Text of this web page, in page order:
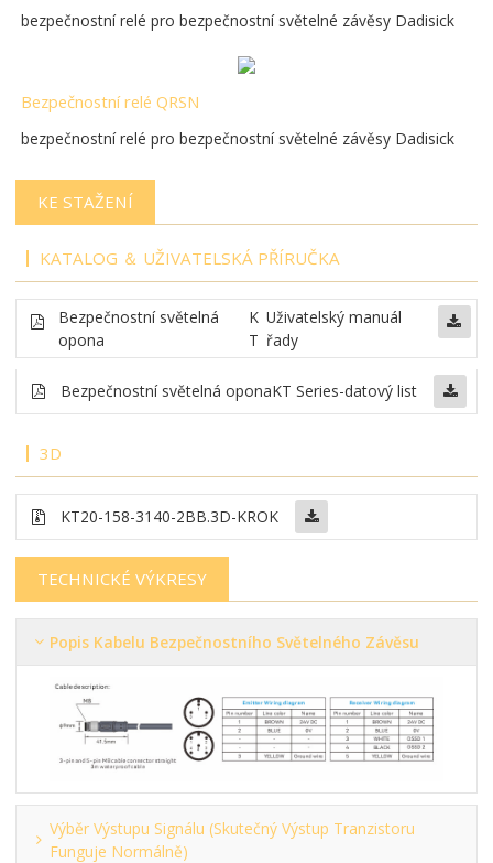
bezpečnostní relé pro bezpečnostní světelné závěsy Dadisick
Bezpečnostní relé QRSN
bezpečnostní relé pro bezpečnostní světelné závěsy Dadisick
KE STAŽENÍ
KATALOG ＆ UŽIVATELSKÁ PŘÍRUČKA
Bezpečnostní světelná
opona
K
T
Uživatelský manuál
řady
Bezpečnostní světelná oponaKT Series-datový list
3D
KT20-158-3140-2BB.3D-KROK
TECHNICKÉ VÝKRESY
Popis Kabelu Bezpečnostního Světelného Závěsu
Výběr Výstupu Signálu (skutečný Výstup Tranzistoru
Funguje Normálně)